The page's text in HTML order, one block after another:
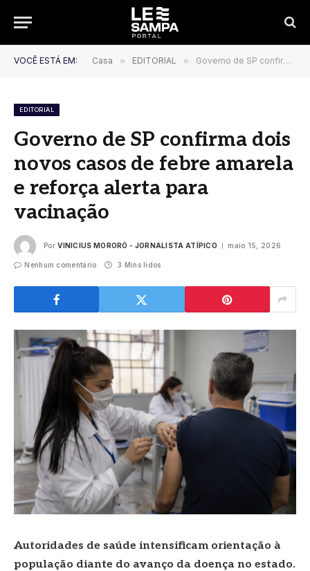
VOCÊ ESTÁ EM: Casa » EDITORIAL » Governo de SP confirma dois novos casos de febre amarela e reforça alerta para vacinação
EDITORIAL
Governo de SP confirma dois
novos casos de febre amarela
e reforça alerta para
vacinação
Por VINICIUS MORORÓ - JORNALISTA ATÍPICO maio 15, 2026
Nenhum comentário 3 Mins lidos
Autoridades de saúde intensificam orientação à
população diante do avanço da doença no estado.